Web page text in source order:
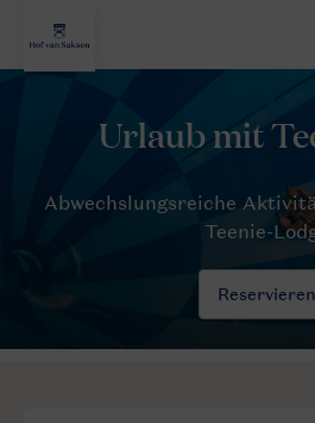
Urlaub mit Kindern Teenager
Reservieren